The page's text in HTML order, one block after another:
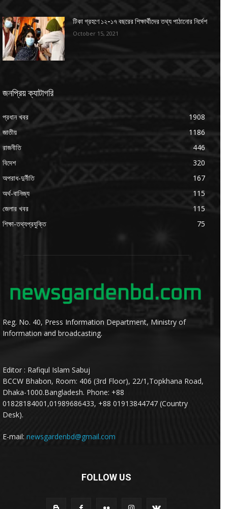
টিকা গ্রহণে ১২-১৭ বছরের শিক্ষার্থীদের তথ্য পাঠানোর নির্দেশ
October 15, 2021
জনপ্রিয় ক্যাটাগরি
প্রধান খবর
1908
জাতীয়
1186
রাজনীতি
446
বিদেশ
320
অপরাধ-দুর্নীতি
167
অর্থ-বানিজ্য
115
জেলার খবর
115
শিক্ষা-তথ্যপ্রযুক্তি
75
Reg. No. 40, Press Information Department, Ministry of
Information and broadcasting.
Editor : Rafiqul Islam Sabuj
BCCW Bhabon, Room: 406 (3rd Floor), 22/1,Topkhana Road,
Dhaka-1000.Bangladesh. Phone: +88
01828184001,01989686433, +88 01913844747 (Country
Desk).
E-mail: newsgardenbd@gmail.com
FOLLOW US